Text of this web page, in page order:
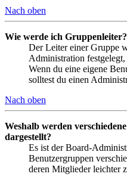
Nach oben
Wie werde ich Gruppenleiter?
Der Leiter einer Gruppe
Administration
Wenn du eine eigene
solltest du einen
Nach oben
Weshalb werden
dargestellt?
Es ist der Board-
Benutzergruppen
deren Mitglieder leichter